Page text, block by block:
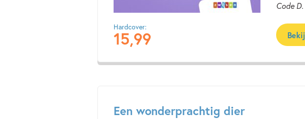
Hardcover:
15,99
Code D.
Een wonderprachtig dier